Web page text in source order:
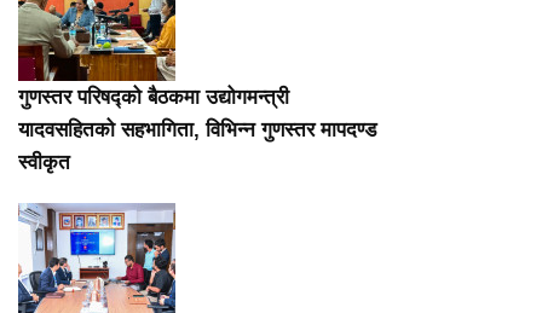
गुणस्तर परिषद्को बैठकमा उद्योगमन्त्री
यादवसहितको सहभागिता, विभिन्न गुणस्तर मापदण्ड
स्वीकृत